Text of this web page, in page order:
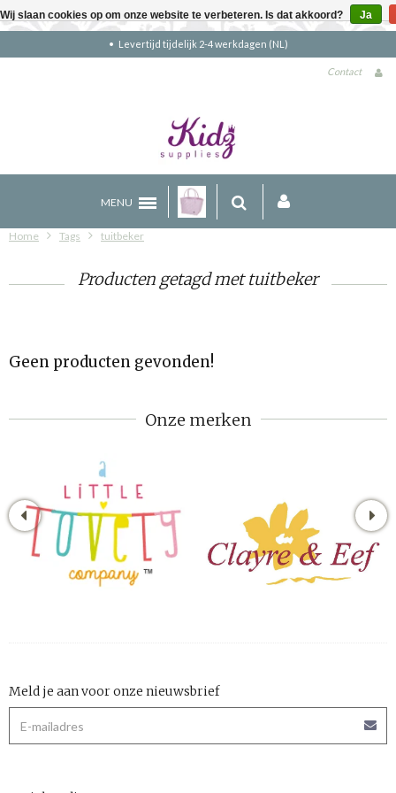
Levertijd tijdelijk 2-4 werkdagen (NL)
Contact
MENU
Home Tags tuitbeker
Producten getagd met tuitbeker
Geen producten gevonden!
Onze merken
Meld je aan voor onze nieuwsbrief
Wij slaan cookies op om onze website te verbeteren. Is dat akkoord? Ja